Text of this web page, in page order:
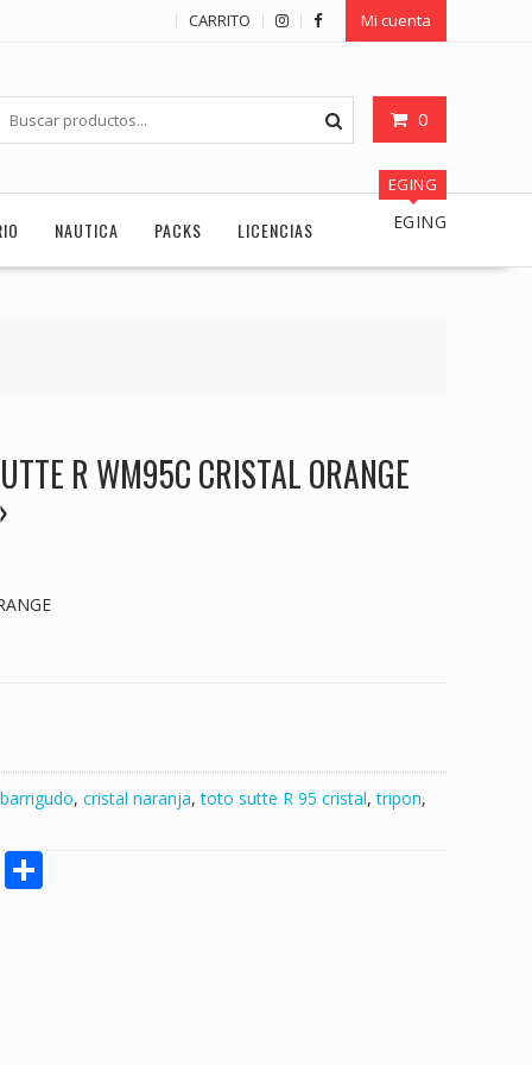
CARRITO Mi cuenta
0
NAUTICA PACKS LICENCIAS
EGING
EGING
R WM95C CRISTAL ORANGE
barrigudo, cristal naranja,toto sutte R 95 cristal,tripon,